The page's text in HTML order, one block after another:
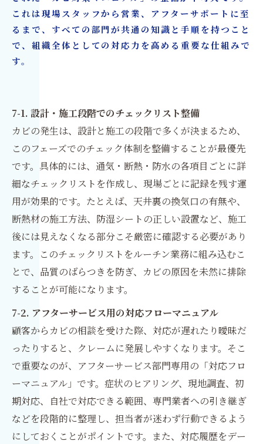
これは現場スタッフから営業、アフターサポートに至
るまで、すべての部門が共通の知識と手順を持つこと
で、組織全体としての対応力を高める重要な仕組みで
す。
7-1. 設計・施工段階でのチェックリスト整備
カビの発生は、設計と施工の段階で多くが決まるため、
このフェーズでのチェック体制を整備することが最優先
です。具体的には、通気・断熱・防水の各項目ごとに詳
細なチェックリストを作成し、現場ごとに記録を残す運
用が効果的です。たとえば、天井裏の換気口の有無や、
断熱材の施工方法、防湿シートの正しい設置など、施工
後には見えなくなる部分こそ厳密に確認する必要があり
ます。このチェックリストをルーチン業務に組み込むこ
とで、品質のばらつきを防ぎ、カビの原因を未然に排除
することが可能になります。
7-2. アフターサービス用の対応フローマニュアル
顧客からカビの相談を受けた際、対応が遅れたり曖昧だ
ったりすると、クレームに発展しやすくなります。そこ
で重要なのが、アフターサービス部門専用の「対応フロ
ーマニュアル」です。症状のヒアリング、現地調査、初
期対応、自社で対応できる範囲、専門業者への引き継ぎ
などを段階的に整理し、担当者が迷わず行動できるよう
にしておくことがポイントです。また、対応履歴をデー